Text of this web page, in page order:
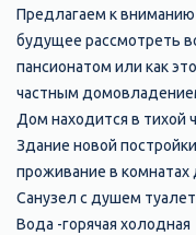
Предлагаем к
будущее рассмотреть
пансионатом или как
частным
Дом находится в тихой
Здание новой
проживание в комнатах
Санузел с душем
Вода -горячая холодная